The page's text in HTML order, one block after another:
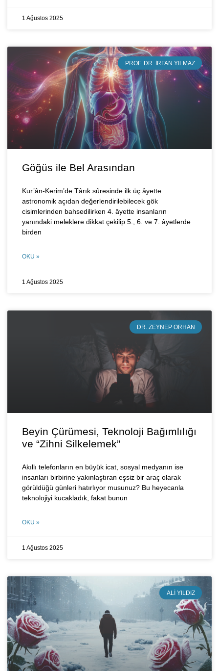
1 Ağustos 2025
PROF. DR. İRFAN YILMAZ
Göğüs ile Bel Arasından
Kur’ân-Kerim’de Târık sûresinde ilk üç âyette
astronomik açıdan değerlendirilebilecek gök
cisimlerinden bahsedilirken 4. âyette insanların
yanındaki meleklere dikkat çekilip 5., 6. ve 7. âyetlerde
birden
OKU »
1 Ağustos 2025
DR. ZEYNEP ORHAN
Beyin Çürümesi, Teknoloji Bağımlılığı
ve “Zihni Silkelemek”
Akıllı telefonların en büyük icat, sosyal medyanın ise
insanları birbirine yakınlaştıran eşsiz bir araç olarak
görüldüğü günleri hatırlıyor musunuz? Bu heyecanla
teknolojiyi kucakladık, fakat bunun
OKU »
1 Ağustos 2025
ALI YILDIZ